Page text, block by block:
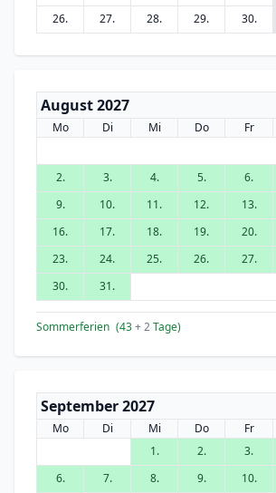
26.
27. 28. 29. 30.
August 2027
Mo Di Mi Do Fr
2.
3. 4. 5. 6.
9.
10. 11. 12. 13.
16.
17. 18. 19. 20.
23.
24. 25. 26. 27.
30.
31.
Sommerferien (43+ 2Tage)
September 2027
Mo Di Mi Do Fr
1.
2. 3.
6.
7. 8. 9. 10.